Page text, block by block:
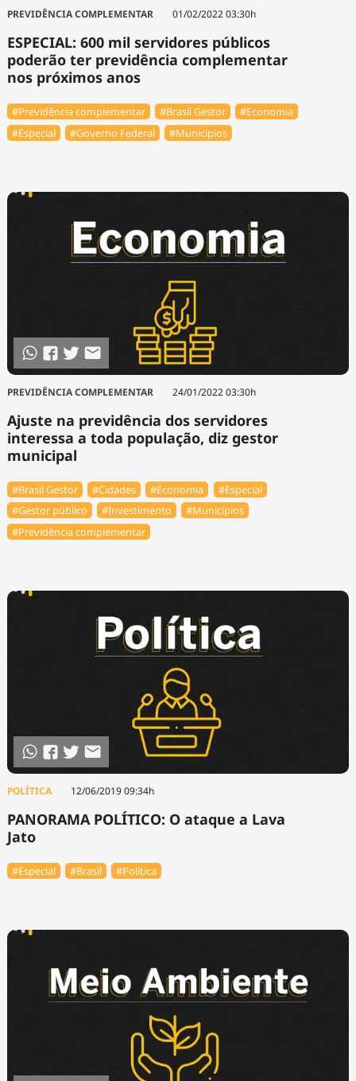
Cinema
Infraestrutura
Tempo
PREVIDÊNCIA COMPLEMENTAR 01/02/2022 03:30h
ESPECIAL: 600 mil servidores públicos
poderão ter previdência complementar
nos próximos anos
#Previdência complementar #Brasil Gestor
#Economia
#Especial
#Governo Federal #Municípios
PREVIDÊNCIA COMPLEMENTAR 24/01/2022 03:30h
Ajuste na previdência dos servidores
interessa a toda população, diz gestor
municipal
#Brasil Gestor #Cidades #Economia
#Especial
#Gestor público
#Investimento
#Municípios
#Previdência complementar
POLÍTICA 12/06/2019 09:34h
PANORAMA POLÍTICO: O ataque a Lava
Jato
#Especial #Brasil #Política